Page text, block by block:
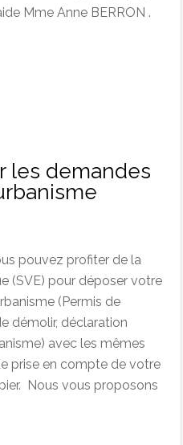
Mme Anne BERRON .
les demandes
pouvez profiter de la
(SVE) pour déposer votre
(Permis de
démolir, déclaration
avec les mêmes
prise en compte de votre
Nous vous proposons